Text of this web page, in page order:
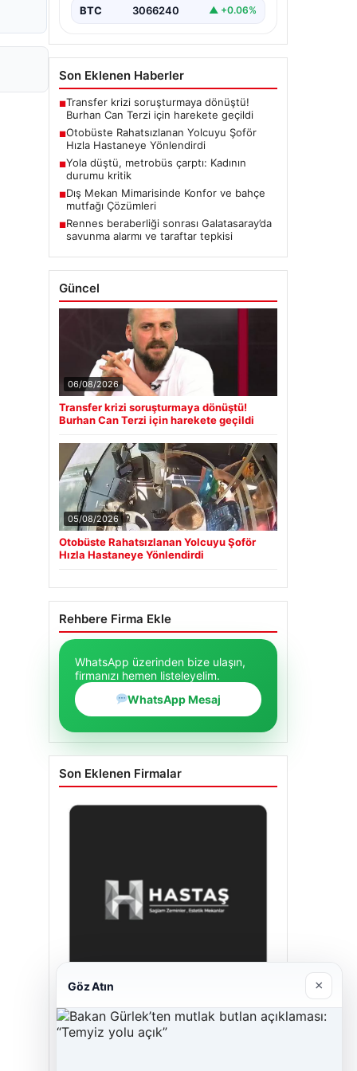
BTC 3066240 ▲ +0.06%
Son Eklenen Haberler
■Transfer krizi soruşturmaya dönüştü!
Burhan Can Terzi için harekete geçildi
■Otobüste Rahatsızlanan Yolcuyu Şoför
Hızla Hastaneye Yönlendirdi
■Yola düştü, metrobüs çarptı: Kadının
durumu kritik
■Dış Mekan Mimarisinde Konfor ve bahçe
mutfağı Çözümleri
■Rennes beraberliği sonrası Galatasaray’da
savunma alarmı ve taraftar tepkisi
Güncel
06/08/2026
Transfer krizi soruşturmaya dönüştü!
Burhan Can Terzi için harekete geçildi
05/08/2026
Otobüste Rahatsızlanan Yolcuyu Şoför
Hızla Hastaneye Yönlendirdi
Rehbere Firma Ekle
WhatsApp üzerinden bize ulaşın,
firmanızı hemen listeleyelim.
WhatsApp Mesaj
Son Eklenen Firmalar
Hastaş Beton
Göz Atın ×